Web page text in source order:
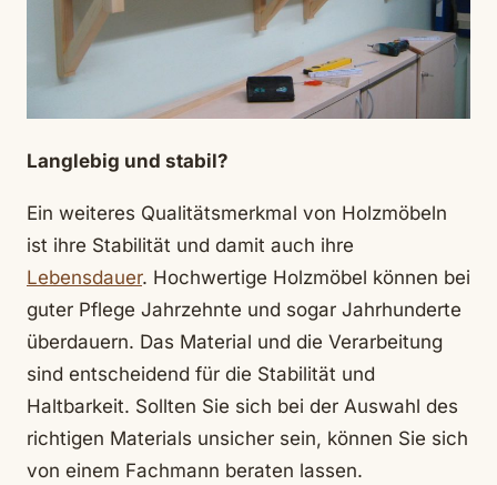
Langlebig und stabil?
Ein weiteres Qualitätsmerkmal von Holzmöbeln
ist ihre Stabilität und damit auch ihre
Lebensdauer. Hochwertige Holzmöbel können bei
guter Pflege Jahrzehnte und sogar Jahrhunderte
überdauern. Das Material und die Verarbeitung
sind entscheidend für die Stabilität und
Haltbarkeit. Sollten Sie sich bei der Auswahl des
richtigen Materials unsicher sein, können Sie sich
von einem Fachmann beraten lassen.